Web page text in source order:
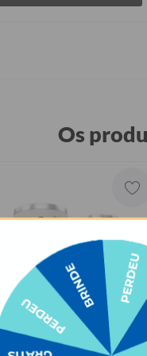
Os
Copo Térmico Cerveja +